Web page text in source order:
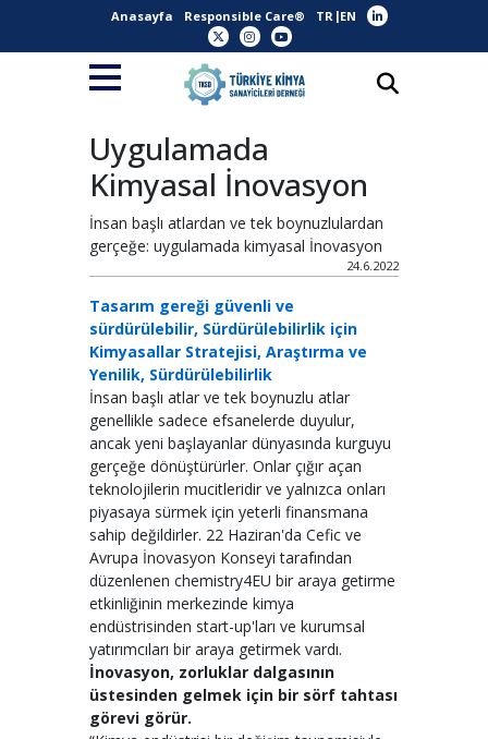
Anasayfa Responsible Care® TR EN
Uygulamada
Kimyasal İnovasyon
İnsan başlı atlardan ve tek boynuzlulardan
gerçeğe: uygulamada kimyasal İnovasyon
24.6.2022
Tasarım gereği güvenli ve
sürdürülebilir, Sürdürülebilirlik için
Kimyasallar Stratejisi, Araştırma ve
Yenilik, Sürdürülebilirlik
İnsan başlı atlar ve tek boynuzlu atlar
genellikle sadece efsanelerde duyulur,
ancak yeni başlayanlar dünyasında kurguyu
gerçeğe dönüştürürler. Onlar çığır açan
teknolojilerin mucitleridir ve yalnızca onları
piyasaya sürmek için yeterli finansmana
sahip değildirler. 22 Haziran'da Cefic ve
Avrupa İnovasyon Konseyi tarafından
düzenlenen chemistry4EU bir araya getirme
etkinliğinin merkezinde kimya
endüstrisinden start-up'ları ve kurumsal
yatırımcıları bir araya getirmek vardı.
İnovasyon, zorluklar dalgasının
üstesinden gelmek için bir sörf tahtası
görevi görür.